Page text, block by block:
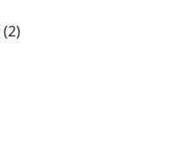
(2)